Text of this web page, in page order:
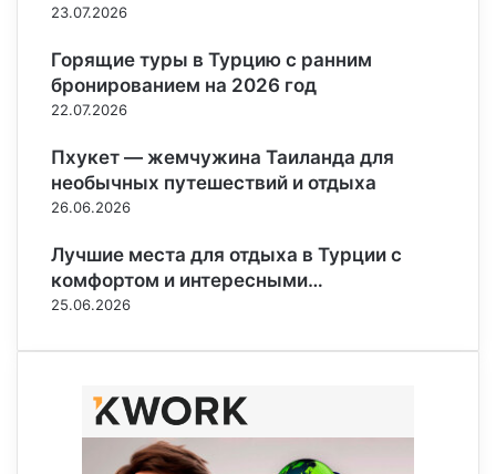
23.07.2026
Горящие туры в Турцию с ранним
бронированием на 2026 год
22.07.2026
Пхукет — жемчужина Таиланда для
необычных путешествий и отдыха
26.06.2026
Лучшие места для отдыха в Турции с
комфортом и интересными…
25.06.2026